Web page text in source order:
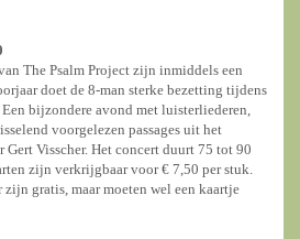
The Psalm Project zijn inmiddels een
doet de 8-man sterke bezetting tijdens
bijzondere avond met luisterliederen,
voorgelezen passages uit het
Gert Visscher. Het concert duurt 75 tot 90
zijn verkrijgbaar voor € 7,50 per stuk.
gratis, maar moeten wel een kaartje